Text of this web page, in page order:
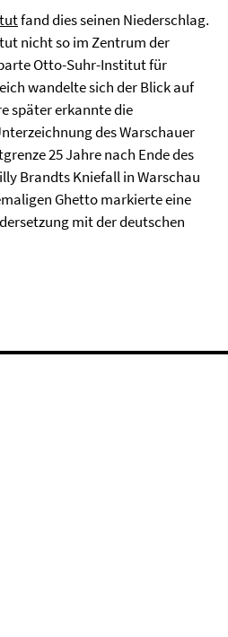
fand dies seinen Niederschlag.
nicht so im Zentrum der
Otto-Suhr-Institut für
wandelte sich der Blick auf
später erkannte die
des Warschauer
25 Jahre nach Ende des
Brandts Kniefall in Warschau
Ghetto markierte eine
mit der deutschen